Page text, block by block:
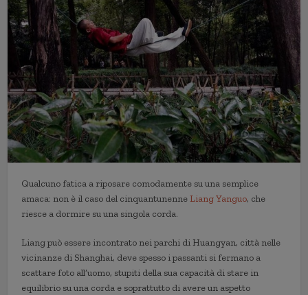
Qualcuno fatica a riposare comodamente su una semplice
amaca: non è il caso del cinquantunenne Liang Yanguo, che
riesce a dormire su una singola corda.
Liang può essere incontrato nei parchi di Huangyan, città nelle
vicinanze di Shanghai, deve spesso i passanti si fermano a
scattare foto all’uomo, stupiti della sua capacità di stare in
equilibrio su una corda e soprattutto di avere un aspetto